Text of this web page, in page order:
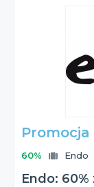
Promocja
60% Endo
Endo: